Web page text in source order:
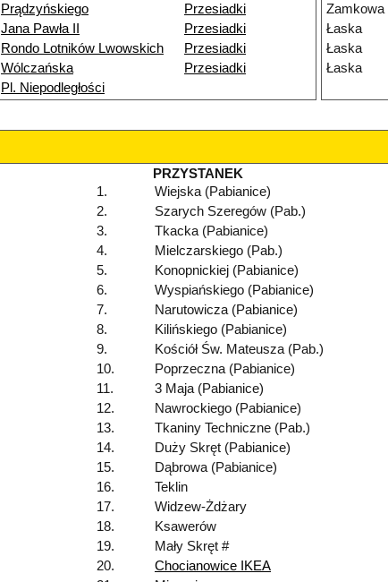
Prądzyńskiego
Przesiadki
Jana Pawła II
Przesiadki
Rondo Lotników Lwowskich
Przesiadki
Wólczańska
Przesiadki
Pl. Niepodległości
Zamkowa
Łaska
Łaska
Łaska
PRZYSTANEK
1.
Wiejska (Pabianice)
2.
Szarych Szeregów (Pab.)
3.
Tkacka (Pabianice)
4.
Mielczarskiego (Pab.)
5.
Konopnickiej (Pabianice)
6.
Wyspiańskiego (Pabianice)
7.
Narutowicza (Pabianice)
8.
Kilińskiego (Pabianice)
9.
Kościół Św. Mateusza (Pab.)
10.
Poprzeczna (Pabianice)
11.
3 Maja (Pabianice)
12.
Nawrockiego (Pabianice)
13.
Tkaniny Techniczne (Pab.)
14.
Duży Skręt (Pabianice)
15.
Dąbrowa (Pabianice)
16.
Teklin
17.
Widzew-Żdżary
18.
Ksawerów
19.
Mały Skręt #
20.
Chocianowice IKEA